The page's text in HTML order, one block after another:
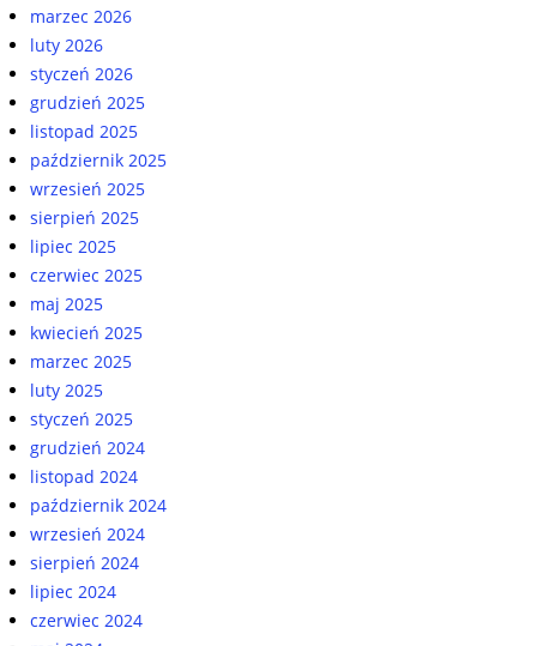
marzec 2026
luty 2026
styczeń 2026
grudzień 2025
listopad 2025
październik 2025
wrzesień 2025
sierpień 2025
lipiec 2025
czerwiec 2025
maj 2025
kwiecień 2025
marzec 2025
luty 2025
styczeń 2025
grudzień 2024
listopad 2024
październik 2024
wrzesień 2024
sierpień 2024
lipiec 2024
czerwiec 2024